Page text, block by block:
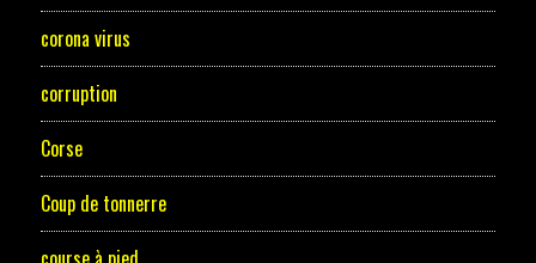
corona virus
corruption
Corse
Coup de tonnerre